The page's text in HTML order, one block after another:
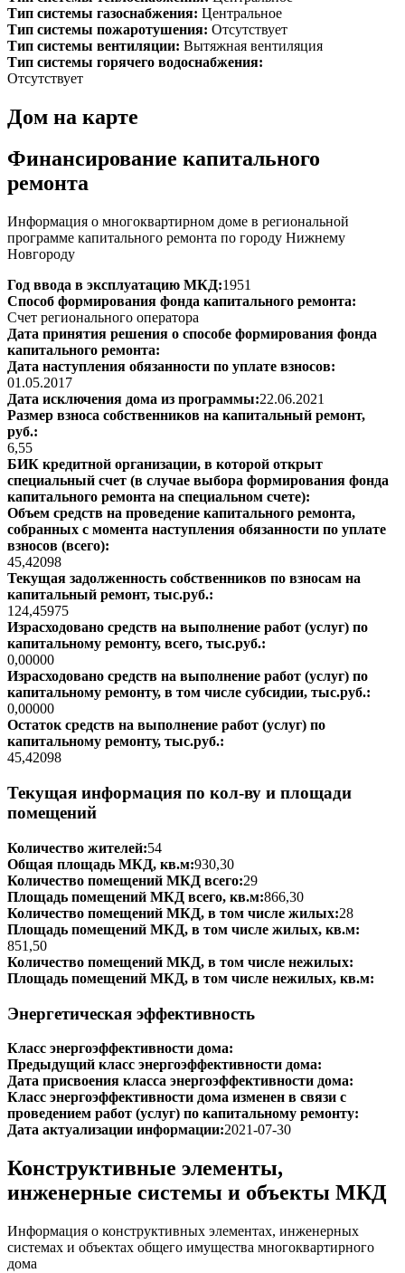
Тип системы газоснабжения: Центральное
Тип системы пожаротушения: Отсутствует
Тип системы вентиляции: Вытяжная вентиляция
Тип системы горячего водоснабжения:
Отсутствует
Дом на карте
Финансирование капитального
ремонта
Информация о многоквартирном доме в региональной
программе капитального ремонта по городу Нижнему
Новгороду
Год ввода в эксплуатацию МКД:1951
Способ формирования фонда капитального ремонта:
Счет регионального оператора
Дата принятия решения о способе формирования фонда
капитального ремонта:
Дата наступления обязанности по уплате взносов:
01.05.2017
Дата исключения дома из программы:22.06.2021
Размер взноса собственников на капитальный ремонт,
руб.:
6,55
БИК кредитной организации, в которой открыт
специальный счет (в случае выбора формирования фонда
капитального ремонта на специальном счете):
Объем средств на проведение капитального ремонта,
собранных с момента наступления обязанности по уплате
взносов (всего):
45,42098
Текущая задолженность собственников по взносам на
капитальный ремонт, тыс.руб.:
124,45975
Израсходовано средств на выполнение работ (услуг) по
капитальному ремонту, всего, тыс.руб.:
0,00000
Израсходовано средств на выполнение работ (услуг) по
капитальному ремонту, в том числе субсидии, тыс.руб.:
0,00000
Остаток средств на выполнение работ (услуг) по
капитальному ремонту, тыс.руб.:
45,42098
Текущая информация по кол-ву и площади
помещений
Количество жителей:54
Общая площадь МКД, кв.м:930,30
Количество помещений МКД всего:29
Площадь помещений МКД всего, кв.м:866,30
Количество помещений МКД, в том числе жилых:28
Площадь помещений МКД, в том числе жилых, кв.м:
851,50
Количество помещений МКД, в том числе нежилых:
Площадь помещений МКД, в том числе нежилых, кв.м:
Энергетическая эффективность
Класс энергоэффективности дома:
Предыдущий класс энергоэффективности дома:
Дата присвоения класса энергоэффективности дома:
Класс энергоэффективности дома изменен в связи с
проведением работ (услуг) по капитальному ремонту:
Дата актуализации информации:2021-07-30
Конструктивные элементы,
инженерные системы и объекты МКД
Информация о конструктивных элементах, инженерных
системах и объектах общего имущества многоквартирного
дома